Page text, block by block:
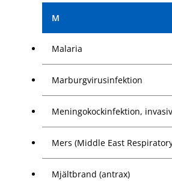
M
Malaria
Marburgvirusinfektion
Meningokockinfektion, invasiv
Mers (Middle East
Mjältbrand (antrax)